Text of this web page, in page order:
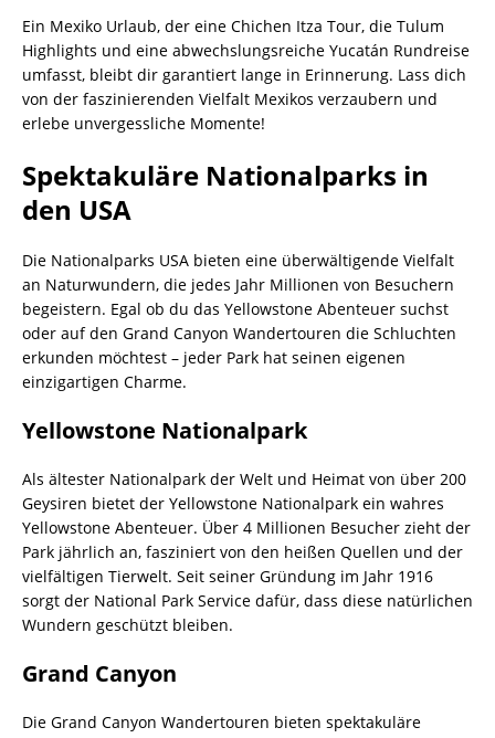
Ein Mexiko Urlaub, der eine Chichen Itza Tour, die Tulum
Highlights und eine abwechslungsreiche Yucatán Rundreise
umfasst, bleibt dir garantiert lange in Erinnerung. Lass dich
von der faszinierenden Vielfalt Mexikos verzaubern und
erlebe unvergessliche Momente!
Spektakuläre Nationalparks in
den USA
Die Nationalparks USA bieten eine überwältigende Vielfalt
an Naturwundern, die jedes Jahr Millionen von Besuchern
begeistern. Egal ob du das Yellowstone Abenteuer suchst
oder auf den Grand Canyon Wandertouren die Schluchten
erkunden möchtest – jeder Park hat seinen eigenen
einzigartigen Charme.
Yellowstone Nationalpark
Als ältester Nationalpark der Welt und Heimat von über 200
Geysiren bietet der Yellowstone Nationalpark ein wahres
Yellowstone Abenteuer. Über 4 Millionen Besucher zieht der
Park jährlich an, fasziniert von den heißen Quellen und der
vielfältigen Tierwelt. Seit seiner Gründung im Jahr 1916
sorgt der National Park Service dafür, dass diese natürlichen
Wundern geschützt bleiben.
Grand Canyon
Die Grand Canyon Wandertouren bieten spektakuläre